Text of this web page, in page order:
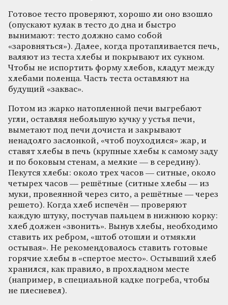
Готовое тесто проверяют, хорошо ли оно взошло
(опускают кулак в тесто до дна и быстро
вынимают: тесто должно само собой
«заровняться»). Далее, когда протапливается печь,
валяют из теста хлебы и покрывают их сукном.
Чтобы не испортить форму хлебов, кладут между
хлебами поленца. Часть теста оставляют на
будущий «заквас».
Потом из жарко натопленной печи выгребают
угли, оставляя небольшую кучку у устья печи,
выметают под печи дочиста и закрывают
ненадолго заслонкой, «чтоб поуходился» жар, и
ставят хлебы в печь (крупные хлебы к самому заду
и по боковым стенам, а мелкие — в середину).
Пекутся хлебы: около трех часов — ситные, около
четырех часов — решётные (ситные хлебы — из
муки, провеянной через сито, а решётные — через
решето). Когда хлеб испечён — проверяют
каждую штуку, постучав пальцем в нижнюю корку:
хлеб должен «звонить». Вынув хлебы, необходимо
ставить их ребром, «штоб отошли и отмякли
остывая». Не рекомендовалось ставить готовые
горячие хлебы в «спертое место». Остывший хлеб
хранился, как правило, в прохладном месте
(например, в специальной кадке погреба, чтобы
не плесневел).